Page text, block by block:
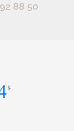
88 50